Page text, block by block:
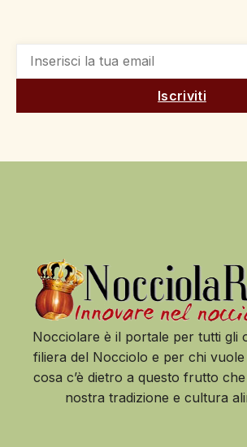
Iscriviti
Nocciolare è il portale per tutti gli
filiera del Nocciolo e per chi
cosa c’è dietro a questo frutto
nostra tradizione e cultura